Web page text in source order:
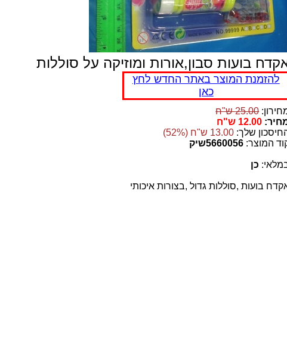
בועות סבון,אורות ומוזיקה על סוללות
להזמנת המוצר באתר החדש לחץ
כאן
25.00 ש"ח
12.00 ש"ח
שלך: 13.00 ש"ח (52%)
המוצר: 5660056שיק
כן
בועות ,סוללות גדול ,בצורות איכותי